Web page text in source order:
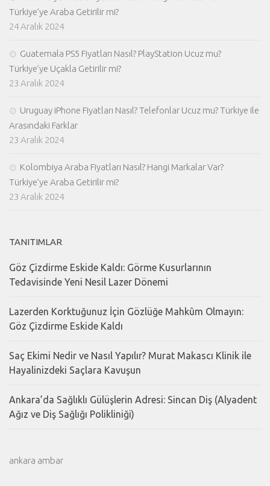
Türkiye’ye Araba Getirilir mi?
24 Aralık 2024
Guatemala PS5 Fiyatları Nasıl? PlayStation Ucuz mu?
Türkiye’ye Uçakla Getirilir mi?
23 Aralık 2024
Uruguay iPhone Fiyatları Nasıl? Telefonlar Ucuz mu? Türkiye ile
Arasındaki Farklar
23 Aralık 2024
Kolombiya Araba Fiyatları Nasıl? Hangi Markalar Var?
Türkiye’ye Araba Getirilir mi?
23 Aralık 2024
TANITIMLAR
Göz Çizdirme Eskide Kaldı: Görme Kusurlarının
Tedavisinde Yeni Nesil Lazer Dönemi
Lazerden Korktuğunuz İçin Gözlüğe Mahkûm Olmayın:
Göz Çizdirme Eskide Kaldı
Saç Ekimi Nedir ve Nasıl Yapılır? Murat Makascı Klinik ile
Hayalinizdeki Saçlara Kavuşun
Ankara’da Sağlıklı Gülüşlerin Adresi: Sincan Diş (Alyadent
Ağız ve Diş Sağlığı Polikliniği)
ankara ambar